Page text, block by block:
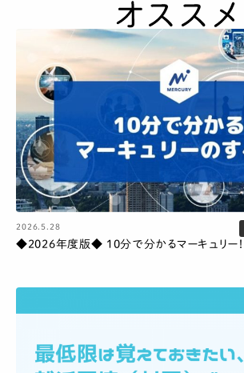
2026.5.28
◆2026年度版◆ 10分で分かるマーキュリー！